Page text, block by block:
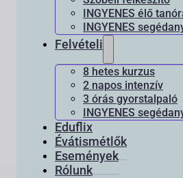
INGYENES élő
INGYENES
Felvételi
8 hetes kurzus
2 napos intenzív
3 órás gyorstalpaló
INGYENES
Eduflix
Évátismétlők
Események
Rólunk